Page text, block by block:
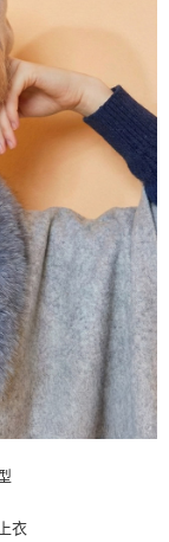
「AFTEE先享後付」
，可透過四大超商／
成。
要取消訂單，請聯絡
，需透過AFTEE先享
示為準，若有關於
「AFTEE先享後付
home
後付」服務完成之交
相關給付款項請求債
同意方可使用
本公司不負相關責
公司將視審查結果
惡意使用之情形，
衣